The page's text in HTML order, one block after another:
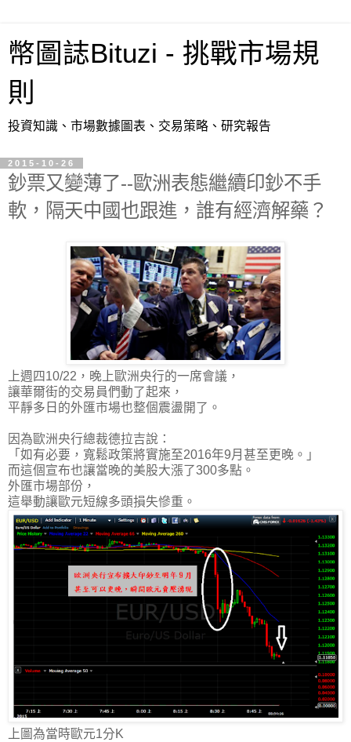
幣圖誌Bituzi - 挑戰市場規
則
投資知識、市場數據圖表、交易策略、研究報告
2015-10-26
鈔票又變薄了--歐洲表態繼續印鈔不手
軟，隔天中國也跟進，誰有經濟解藥？
上週四10/22，晚上歐洲央行的一席會議，
讓華爾街的交易員們動了起來，
平靜多日的外匯市場也整個震盪開了。
因為歐洲央行總裁德拉吉說：
「如有必要，寬鬆政策將實施至2016年9月甚至更晚。」
而這個宣布也讓當晚的美股大漲了300多點。
外匯市場部份，
這舉動讓歐元短線多頭損失慘重。
上圖為當時歐元1分K